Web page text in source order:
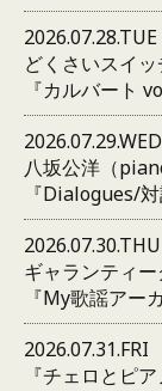
2026.07.28.TUE
どくさいスイ
『カルバート
2026.07.29.WED
八坂公洋（
『Dialogues/対
2026.07.30.THU
ギャランティ
『My歌謡アー
2026.07.31.FRI
『チェロとピ